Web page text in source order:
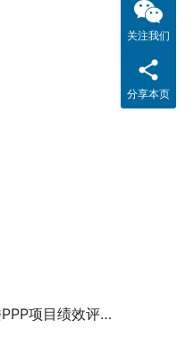
服务项目成交结果公告￼
关注我们
分享本页